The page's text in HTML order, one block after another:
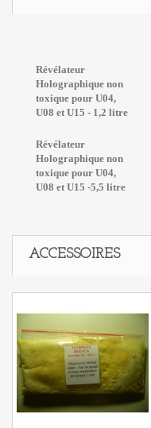
Révélateur
Holographique non
toxique pour U04,
U08 et U15 - 1,2 litre
Révélateur
Holographique non
toxique pour U04,
U08 et U15 -5,5 litre
ACCESSOIRES